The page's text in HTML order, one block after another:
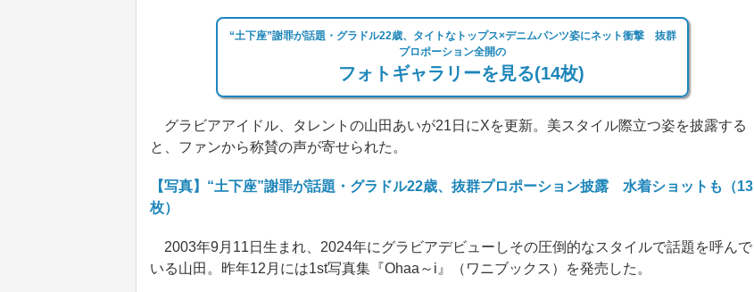
“土下座”謝罪が話題・グラドル22歳、タイトなトップス×デニムパンツ姿にネット衝撃 抜群
プロポーション全開の
フォトギャラリーを見る(14枚)
グラビアアイドル、タレントの山田あいが21日にXを更新。美スタイル際立つ姿を披露する
と、ファンから称賛の声が寄せられた。
【写真】“土下座”謝罪が話題・グラドル22歳、抜群プロポーション披露 水着ショットも（13
枚）
2003年9月11日生まれ、2024年にグラビアデビューしその圧倒的なスタイルで話題を呼んで
いる山田。昨年12月には1st写真集『Ohaa～i』（ワニブックス）を発売した。